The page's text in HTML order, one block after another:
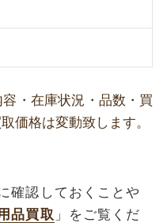
・在庫状況・品数・買
価格は変動致します。
確認しておくことや
品買取 」をご覧くだ